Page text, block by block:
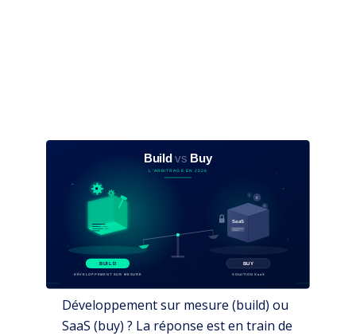
Développement sur mesure (build) ou
SaaS (buy) ? La réponse est en train de